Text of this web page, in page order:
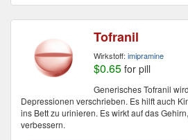
Tofranil
Wirkstoff: imipramine
$0.65 for pill
Generisches Tofranil
Depressionen verschrieben. Es hilft auch
ins Bett zu urinieren. Es wirkt auf das
verbessern.